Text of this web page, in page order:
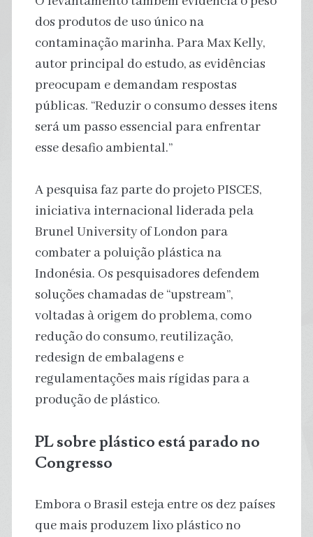
dos produtos de uso único na
contaminação marinha. Para Max Kelly,
autor principal do estudo, as evidências
preocupam e demandam respostas
públicas. “Reduzir o consumo desses itens
será um passo essencial para enfrentar
esse desafio ambiental.”
A pesquisa faz parte do projeto PISCES,
iniciativa internacional liderada pela
Brunel University of London para
combater a poluição plástica na
Indonésia. Os pesquisadores defendem
soluções chamadas de “upstream”,
voltadas à origem do problema, como
redução do consumo, reutilização,
redesign de embalagens e
regulamentações mais rígidas para a
produção de plástico.
PL sobre plástico está parado no
Congresso
Embora o Brasil esteja entre os dez países
que mais produzem lixo plástico no